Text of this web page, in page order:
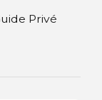
Privé